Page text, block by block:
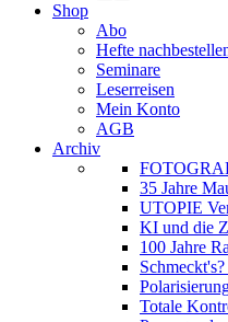
Shop
Abo
Hefte
Seminare
Leserreisen
Mein Konto
AGB
Archiv
35 Jahre
UTOPIE
KI und die
100 Jahre
Totale